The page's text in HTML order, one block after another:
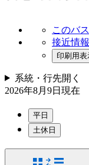
このバ
接近情報
印刷用表
系統・行先開く
2026年8月9日 現在
平日
土休日